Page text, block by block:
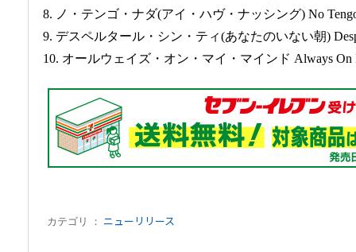
8. ノ・テンゴ・ナダ(アイ・ハヴ・ナッシング) No
9. デスペルタール・シン・ティ(あなたのいない朝)
10. オールウェイズ・オン・マイ・マインド Always On
カテゴリ ： ニューリリース